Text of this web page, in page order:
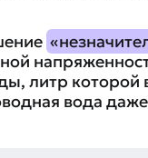
литр которой
вода